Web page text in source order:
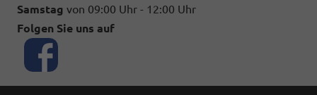
Samstag von 09:00 Uhr - 12:00 Uhr
Folgen Sie uns auf